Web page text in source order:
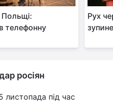
Польщі:
телефонну
Рух
росіян
листопада під час